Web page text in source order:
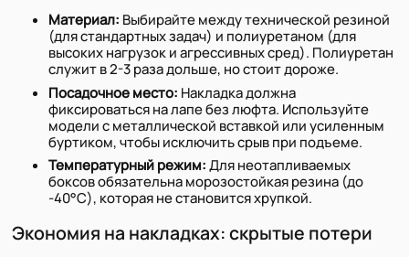
Материал: Выбирайте между технической резиной
(для стандартных задач) и полиуретаном (для
высоких нагрузок и агрессивных сред). Полиуретан
служит в 2-3 раза дольше, но стоит дороже.
Посадочное место: Накладка должна
фиксироваться на лапе без люфта. Используйте
модели с металлической вставкой или усиленным
буртиком, чтобы исключить срыв при подъеме.
Температурный режим:Для неотапливаемых
боксов обязательна морозостойкая резина (до
-40°C), которая не становится хрупкой.
Экономия на накладках: скрытые потери